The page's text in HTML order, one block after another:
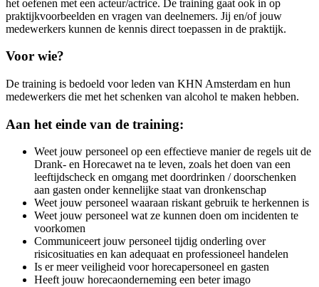
het oefenen met een acteur/actrice. De training gaat ook in op
praktijkvoorbeelden en vragen van deelnemers. Jij en/of jouw
medewerkers kunnen de kennis direct toepassen in de praktijk.
Voor wie?
De training is bedoeld voor leden van KHN Amsterdam en hun
medewerkers die met het schenken van alcohol te maken hebben.
Aan het einde van de training:
Weet jouw personeel op een effectieve manier de regels uit de
Drank- en Horecawet na te leven, zoals het doen van een
leeftijdscheck en omgang met doordrinken / doorschenken
aan gasten onder kennelijke staat van dronkenschap
Weet jouw personeel waaraan riskant gebruik te herkennen is
Weet jouw personeel wat ze kunnen doen om incidenten te
voorkomen
Communiceert jouw personeel tijdig onderling over
risicosituaties en kan adequaat en professioneel handelen
Is er meer veiligheid voor horecapersoneel en gasten
Heeft jouw horecaonderneming een beter imago